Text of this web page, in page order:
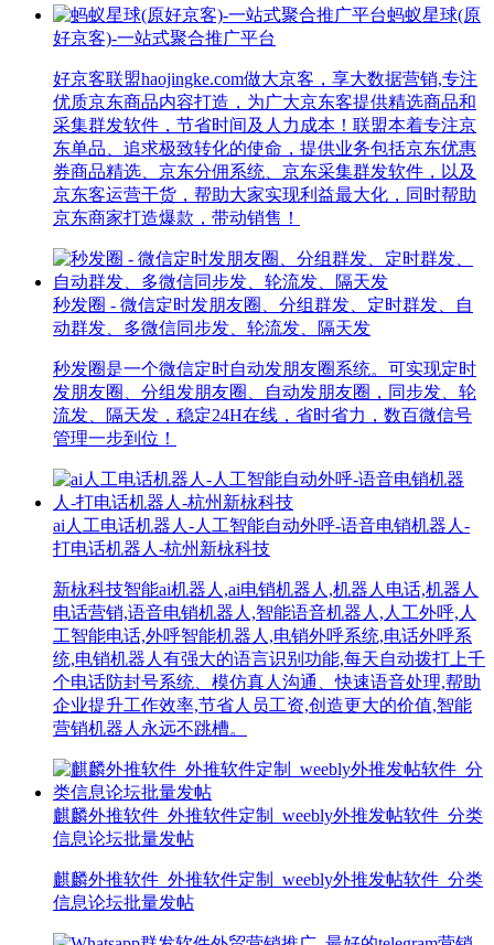
蚂蚁星球(原
好京客)-一站式聚合推广平台
好京客联盟haojingke.com做大京客，享大数据营销,专注
优质京东商品内容打造，为广大京东客提供精选商品和
采集群发软件，节省时间及人力成本！联盟本着专注京
东单品、追求极致转化的使命，提供业务包括京东优惠
券商品精选、京东分佣系统、京东采集群发软件，以及
京东客运营干货，帮助大家实现利益最大化，同时帮助
京东商家打造爆款，带动销售！
秒发圈 - 微信定时发朋友圈、分组群发、定时群发、自
动群发、多微信同步发、轮流发、隔天发
秒发圈是一个微信定时自动发朋友圈系统。可实现定时
发朋友圈、分组发朋友圈、自动发朋友圈，同步发、轮
流发、隔天发，稳定24H在线，省时省力，数百微信号
管理一步到位！
ai人工电话机器人-人工智能自动外呼-语音电销机器人-
打电话机器人-杭州新栐科技
新栐科技智能ai机器人,ai电销机器人,机器人电话,机器人
电话营销,语音电销机器人,智能语音机器人,人工外呼,人
工智能电话,外呼智能机器人,电销外呼系统,电话外呼系
统,电销机器人有强大的语言识别功能,每天自动拨打上千
个电话防封号系统、模仿真人沟通、快速语音处理,帮助
企业提升工作效率,节省人员工资,创造更大的价值,智能
营销机器人永远不跳槽。
麒麟外推软件_外推软件定制_weebly外推发帖软件_分类
信息论坛批量发帖
麒麟外推软件_外推软件定制_weebly外推发帖软件_分类
信息论坛批量发帖